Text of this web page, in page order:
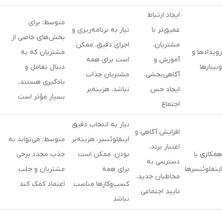
رویدادها و
وبینارها
ایجاد ارتباط
عمیق‌تر با
مشتریان،
آموزش و
آگاهی‌بخشی،
ایجاد حس
اجتماع
نیاز به برنامه‌ریزی و
اجرای دقیق، ممکن
است برای همه
مشتریان جذاب
نباشد، هزینه‌بر
متوسط: برای
بخش‌های خاصی از
مشتریان که به
دنبال تعامل و
یادگیری هستند،
بسیار مؤثر است
همکاری با
اینفلوئنسرها
افزایش آگاهی و
اعتبار برند،
دسترسی به
مخاطبان جدید،
تایید اجتماعی
نیاز به انتخاب دقیق
اینفلوئنسر، هزینه‌بر
بودن، ممکن است
برای همه
کسب‌وکارها مناسب
نباشد
متوسط: می‌تواند به
جذب مجدد برخی
مشتریان و جلب
اعتماد کمک کند